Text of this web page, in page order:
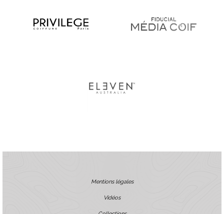
Mentions légales
Vidéos